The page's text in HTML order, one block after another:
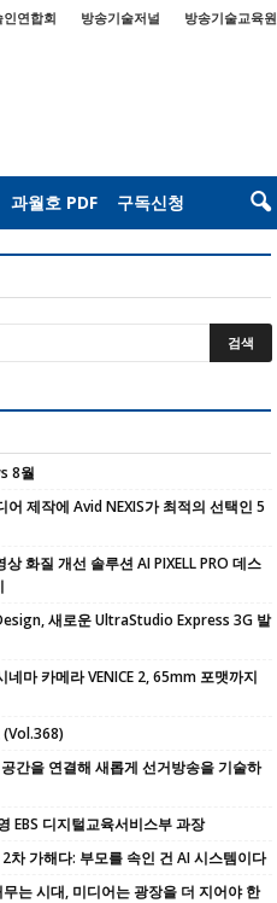
연합회 방송기술저널 방송기술교육원
과월호 PDF 구독신청
8월
어 제작에 Avid NEXIS가 최적의 선택인 5
상 화질 개선 솔루션 AI PIXELL PRO 데스
새로운 UltraStudio Express 3G 발
네마 카메라 VENICE 2, 65mm 포맷까지
간을 연결해 새롭게 선거방송을 기술하
EBS 디지털교육서비스부 과장
차 가해다: 부모를 속인 건 AI 시스템이다
는 시대, 미디어는 광장을 더 지어야 한